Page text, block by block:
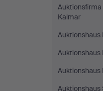
Auktionsfirma
Kalmar
Auktionshaus
Auktionshaus
Auktionshaus
Auktionshaus